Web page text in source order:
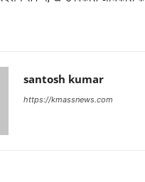
santosh kumar
https://kmassnews.com